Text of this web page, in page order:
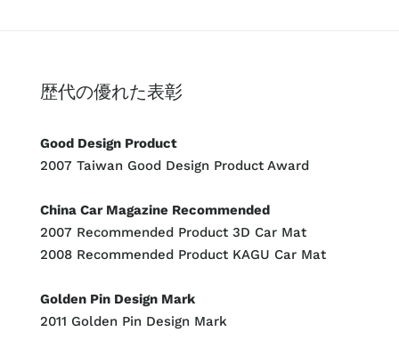
歴代の優れた表彰
Good Design Product
2007 Taiwan Good Design Product Award
China Car Magazine Recommended
2007 Recommended Product 3D Car Mat
2008 Recommended Product KAGU Car Mat
Golden Pin Design Mark
2011 Golden Pin Design Mark